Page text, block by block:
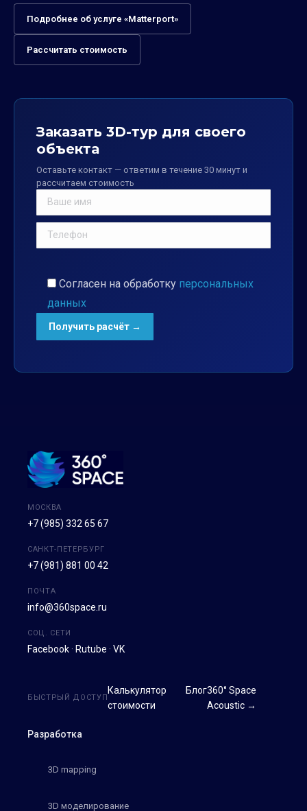
Подробнее об услуге «Matterport»
Рассчитать стоимость
Заказать 3D-тур для своего
объекта
Оставьте контакт — ответим в течение 30 минут и
рассчитаем стоимость
Согласен на обработку персональных
данных
МОСКВА
+7 (985) 332 65 67
САНКТ-ПЕТЕРБУРГ
+7 (981) 881 00 42
ПОЧТА
info@360space.ru
СОЦ. СЕТИ
Facebook · Rutube · VK
Разработка
3D mapping
3D моделирование
БЫСТРЫЙ ДОСТУП
Калькулятор
стоимости
Блог360° Space
Acoustic →